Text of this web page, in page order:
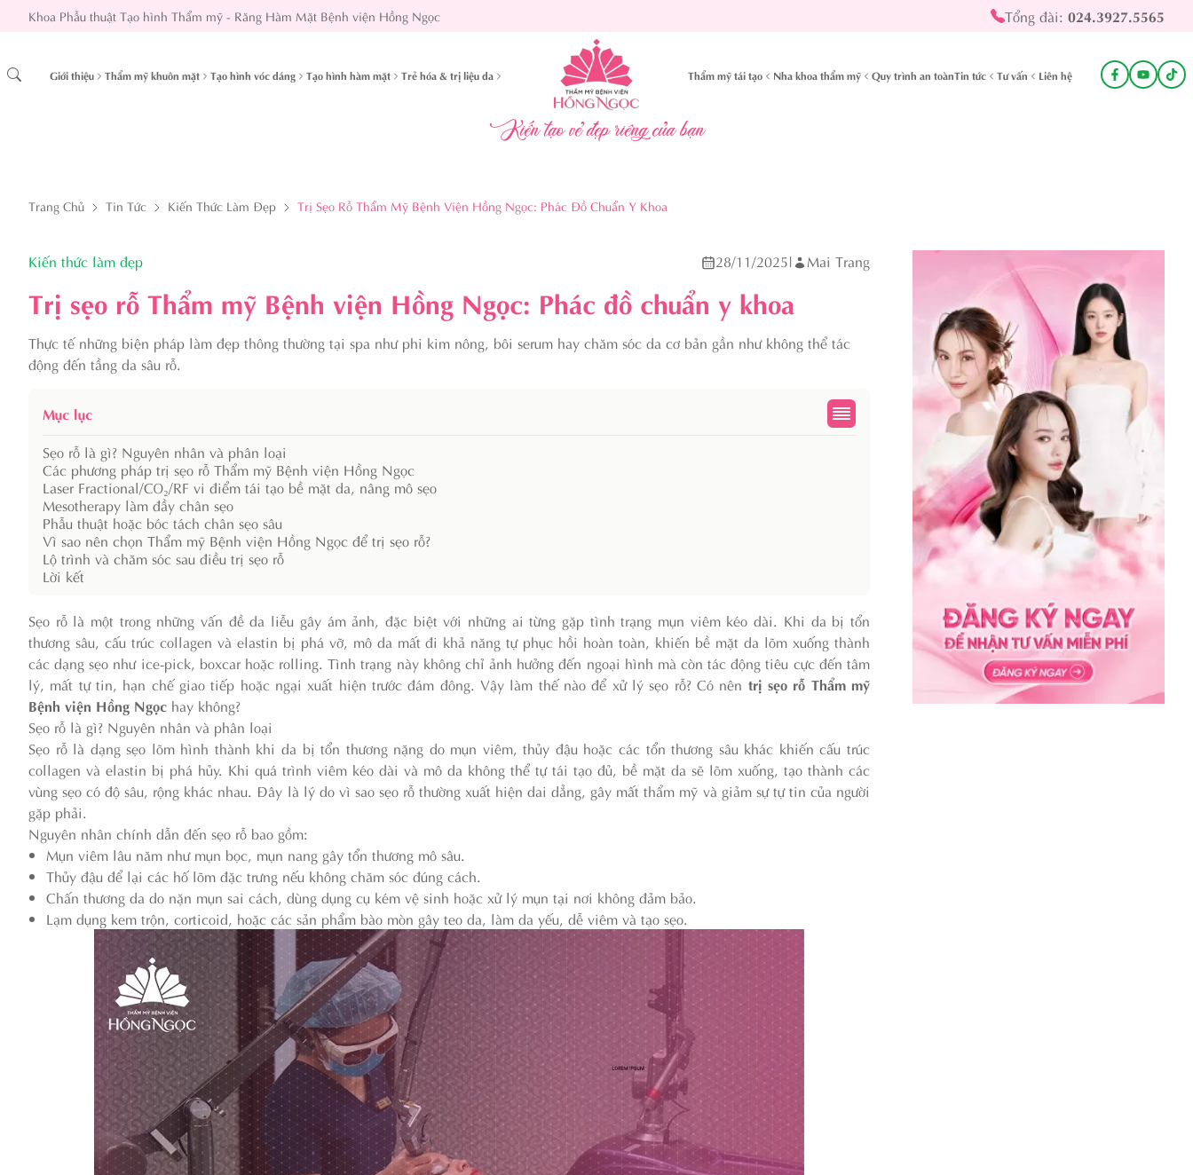
Khoa Phẫu thuật Tạo hình Thẩm mỹ - Răng Hàm Mặt Bệnh viện Hồng Ngọc Tổng đài: 024.3927.5565
Giới thiệu Thẩm mỹ khuôn mặt Tạo hình vóc dáng Tạo hình hàm mặt Trẻ hóa & trị liệu da Thẩm mỹ tái tạo Nha khoa thẩm mỹ Quy trình an toànTin tức Tư vấn Liên hệ
Kiến tạo vẻ đẹp riêng của bạn
Trang Chủ Tin Tức Kiến Thức Làm Đẹp Trị Sẹo Rỗ Thẩm Mỹ Bệnh Viện Hồng Ngọc: Phác Đồ Chuẩn Y Khoa
Kiến thức làm đẹp 28/11/2025| Mai Trang
Trị sẹo rỗ Thẩm mỹ Bệnh viện Hồng Ngọc: Phác đồ chuẩn y khoa
Thực tế những biện pháp làm đẹp thông thường tại spa như phi kim nông, bôi serum hay chăm sóc da cơ bản gần như không thể tác
động đến tầng da sâu rỗ.
Mục lục
Sẹo rỗ là gì? Nguyên nhân và phân loại
Các phương pháp trị sẹo rỗ Thẩm mỹ Bệnh viện Hồng Ngọc
Laser Fractional/CO₂/RF vi điểm tái tạo bề mặt da, nâng mô sẹo
Mesotherapy làm đầy chân sẹo
Phẫu thuật hoặc bóc tách chân sẹo sâu
Vì sao nên chọn Thẩm mỹ Bệnh viện Hồng Ngọc để trị sẹo rỗ?
Lộ trình và chăm sóc sau điều trị sẹo rỗ
Lời kết
Sẹo rỗ là một trong những vấn đề da liễu gây ám ảnh, đặc biệt với những ai từng gặp tình trạng mụn viêm kéo dài. Khi da bị tổn
thương sâu, cấu trúc collagen và elastin bị phá vỡ, mô da mất đi khả năng tự phục hồi hoàn toàn, khiến bề mặt da lõm xuống thành
các dạng sẹo như ice-pick, boxcar hoặc rolling. Tình trạng này không chỉ ảnh hưởng đến ngoại hình mà còn tác động tiêu cực đến tâm
lý, mất tự tin, hạn chế giao tiếp hoặc ngại xuất hiện trước đám đông. Vậy làm thế nào để xử lý sẹo rỗ? Có nên trị sẹo rỗ Thẩm mỹ
Bệnh viện Hồng Ngọc hay không?
Sẹo rỗ là gì? Nguyên nhân và phân loại
Sẹo rỗ là dạng sẹo lõm hình thành khi da bị tổn thương nặng do mụn viêm, thủy đậu hoặc các tổn thương sâu khác khiến cấu trúc
collagen và elastin bị phá hủy. Khi quá trình viêm kéo dài và mô da không thể tự tái tạo đủ, bề mặt da sẽ lõm xuống, tạo thành các
vùng sẹo có độ sâu, rộng khác nhau. Đây là lý do vì sao sẹo rỗ thường xuất hiện dai dẳng, gây mất thẩm mỹ và giảm sự tự tin của người
gặp phải.
Nguyên nhân chính dẫn đến sẹo rỗ bao gồm:
Mụn viêm lâu năm như mụn bọc, mụn nang gây tổn thương mô sâu.
Thủy đậu để lại các hố lõm đặc trưng nếu không chăm sóc đúng cách.
Chấn thương da do nặn mụn sai cách, dùng dụng cụ kém vệ sinh hoặc xử lý mụn tại nơi không đảm bảo.
Lạm dụng kem trộn, corticoid, hoặc các sản phẩm bào mòn gây teo da, làm da yếu, dễ viêm và tạo sẹo.